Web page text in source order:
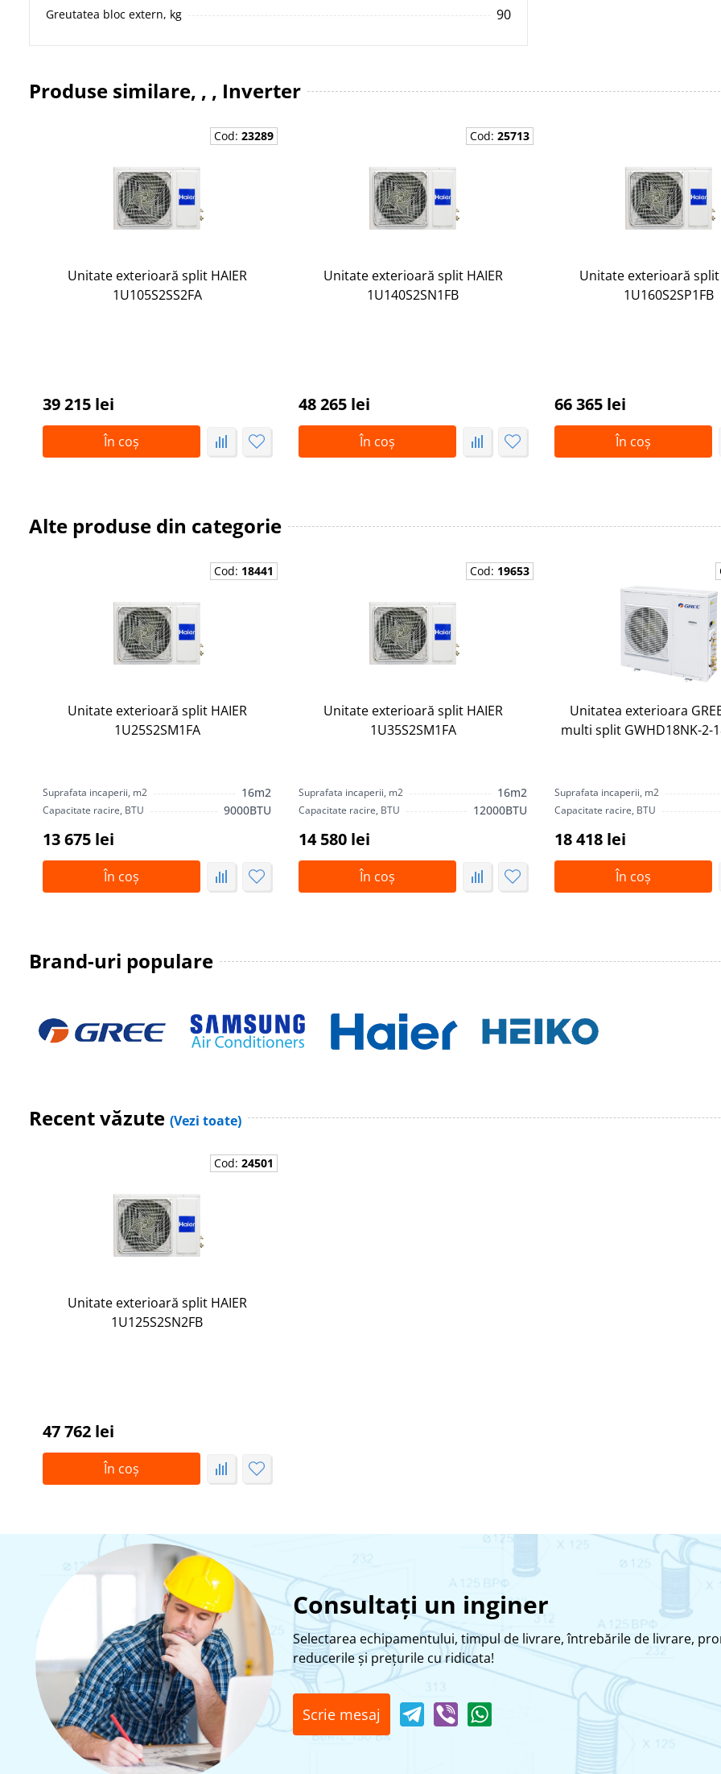
Greutatea bloc extern, kg 90
Produse similare, , , Inverter
Cod: 23289
Unitate exterioară split HAIER
1U105S2SS2FA
39 215 lei
În coș
Cod: 25713
Unitate exterioară split HAIER
1U140S2SN1FB
48 265 lei
În coș
Unitate exterioară split
1U160S2SP1FB
66 365 lei
În coș
Alte produse din categorie
Cod: 18441
Unitate exterioară split HAIER
1U25S2SM1FA
Suprafata incaperii, m2 16m2
Capacitate racire, BTU 9000BTU
13 675 lei
În coș
Cod: 19653
Unitate exterioară split HAIER
1U35S2SM1FA
Suprafata incaperii, m2 16m2
Capacitate racire, BTU 12000BTU
14 580 lei
În coș
Unitatea exterioara
multi split GWHD18NK-2-
Suprafata incaperii, m2
Capacitate racire, BTU
18 418 lei
În coș
Brand-uri populare
Recent văzute (Vezi toate)
Cod: 24501
Unitate exterioară split HAIER
1U125S2SN2FB
47 762 lei
În coș
Consultați un inginer
Selectarea echipamentului, timpul de livrare, întrebările de livrare,
reducerile și prețurile cu ridicata!
Scrie mesaj